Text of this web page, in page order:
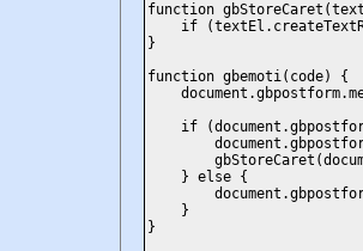
function
if
}
function gbemoti(code) {
if
} else {
}
}